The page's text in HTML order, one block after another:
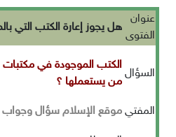
عنوان
الفتوى
هل يجوز إعارة الكتب التي
السؤال
الكتب الموجودة في مكتبات
من يستعملها ؟
المفتي موقع الإسلام سؤال وجواب